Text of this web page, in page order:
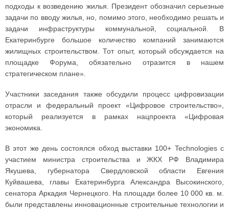
подходы к возведению жилья. Президент обозначил серьезные
задачи по вводу жилья, но, помимо этого, необходимо решать и
задачи инфраструктуры коммунальной, социальной. В
Екатеринбурге большое количество компаний занимаются
жилищных строительством. Тот опыт, который обсуждается на
площадке Форума, обязательно отразится в нашем
стратегическом плане».
Участники заседания также обсудили процесс цифровизации
отрасли и федеральный проект «Цифровое строительство»,
который реализуется в рамках нацпроекта «Цифровая
экономика.
В этот же день состоялся обход выставки 100+ Technologies с
участием министра строительства и ЖКХ РФ Владимира
Якушева, губернатора Свердловской области Евгения
Куйвашева, главы Екатеринбурга Александра Высокинского,
сенатора Аркадия Чернецкого. На площади более 10 000 кв. м.
были представлены инновационные строительные технологии и